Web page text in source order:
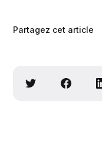
Partagez cet article